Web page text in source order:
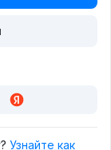
Узнайте как